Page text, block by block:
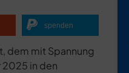
spenden
dem mit Spannung
in den